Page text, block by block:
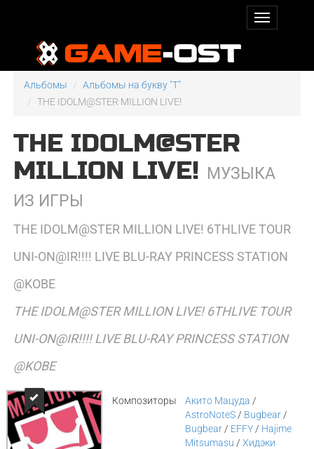
Альбомы
Альбомы на букву "T"
THE IDOLM@STER MILLION LIVE!
THE IDOLM@STER
MILLION LIVE! МУЗЫКА
ИЗ ИГРЫ
THE IDOLM@STER MILLION LIVE! 6THLIVE TOUR
UNI-ON@IR!!!! LIVE BLU-RAY PRINCESS STATION
@KOBE
THE IDOLM@STER MILLION LIVE! 6THLIVE TOUR
UNI-ON@IR!!!! LIVE BLU-RAY PRINCESS STATION
@KOBE
Композиторы Акито Мацуда /
AstroNoteS / Bugbear /
Bugbear / EFFY / Hajime
Mitsumasu /Хидэки